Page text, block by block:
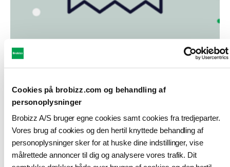
Cookies på brobizz.com og behandling af
personoplysninger
Brobizz A/S bruger egne cookies samt cookies fra tredjeparter.
Vores brug af cookies og den hertil knyttede behandling af
personoplysninger sker for at huske dine indstillinger, vise
målrettede annoncer til dig og analysere vores trafik. Dit
Jeg er blevet opkrævet 370 kroner
Den årlige pris for en ØresundGO rabataftale
er 370 kroner
Hvorfor er jeg blevet opkrævet 370 kroner?